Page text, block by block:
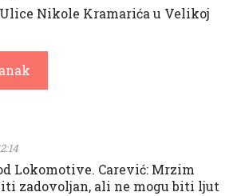
Nikole Kramarića u Velikoj
Lokomotive. Carević: Mrzim
zadovoljan, ali ne mogu biti ljut